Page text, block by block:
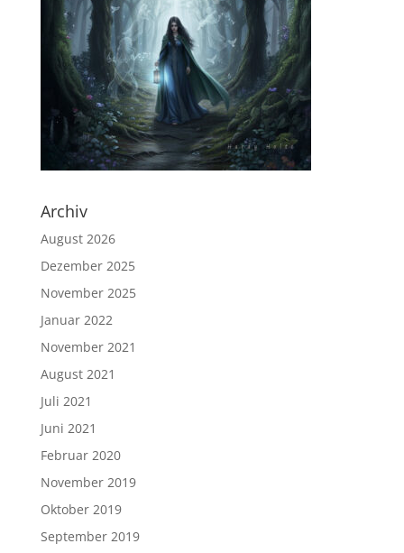
Archiv
August 2026
Dezember 2025
November 2025
Januar 2022
November 2021
August 2021
Juli 2021
Juni 2021
Februar 2020
November 2019
Oktober 2019
September 2019